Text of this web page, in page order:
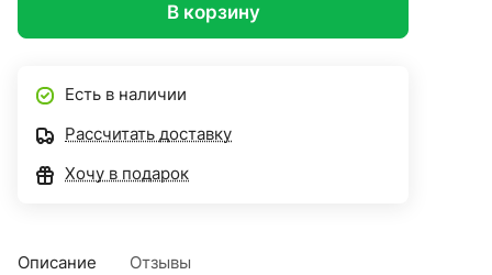
В корзину
Есть в наличии
Рассчитать доставку
Хочу в подарок
Описание Отзывы